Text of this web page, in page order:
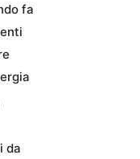
fa
da